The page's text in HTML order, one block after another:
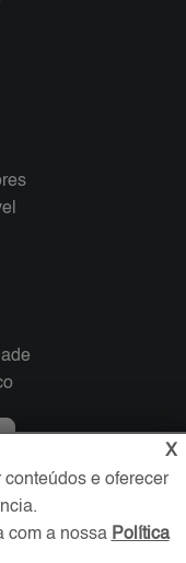
X
e oferecer
com a nossa Política